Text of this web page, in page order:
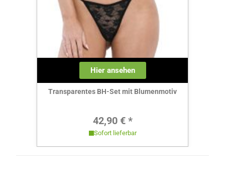
Hier ansehen
Transparentes BH-Set mit Blumenmotiv
Regulärer Preis:
42,90 € *
Sofort lieferbar